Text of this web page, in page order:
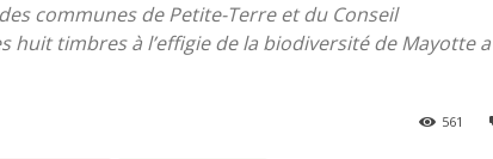
communes de Petite-Terre et du Conseil
huit timbres à l’effigie de la biodiversité de Mayotte a
561